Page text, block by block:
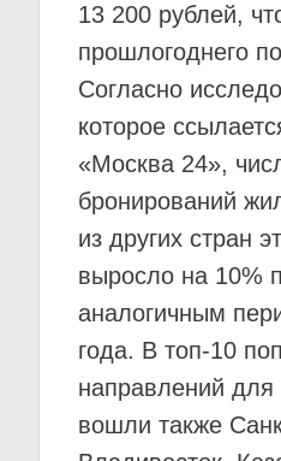
13 200 рублей,
прошлогоднего
Согласно
которое
«Москва 24»,
бронирований
из других стран
выросло на 10%
аналогичным
года. В топ-10
направлений для
вошли также